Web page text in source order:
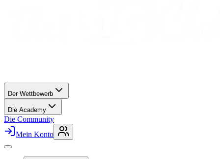
Der Wettbewerb
Die Academy
Die Community
Mein Konto